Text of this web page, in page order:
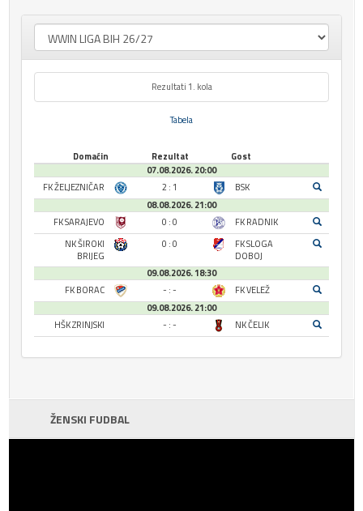
Rezultati 1. kola
Tabela
Domaćin Rezultat
Gost
07.08.2026. 20:00
FK ŽELJEZNIČAR
2 : 1
BSK
08.08.2026. 21:00
FK SARAJEVO
0 : 0
FK RADNIK
NK ŠIROKI
BRIJEG
0 : 0
FK SLOGA
DOBOJ
09.08.2026. 18:30
FK BORAC
- : -
FK VELEŽ
09.08.2026. 21:00
HŠK ZRINJSKI
- : - NK ČELIK
ŽENSKI FUDBAL